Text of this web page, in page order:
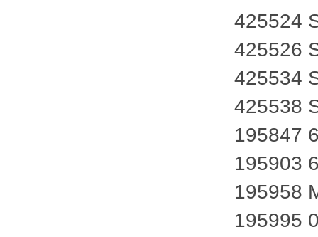
425524
425526
425534
425538
195847
195903
195958
195995